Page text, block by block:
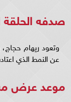
صدفه الحلقة
عن النمط الذي
موعد عرض